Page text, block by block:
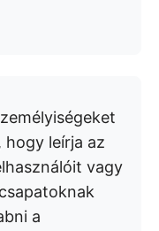
leírja az
vagy
a